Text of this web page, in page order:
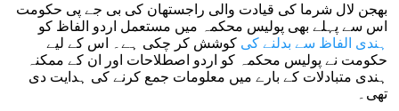
بھجن لال شرما کی قیادت والی راجستھان کی بی جے پی حکومت
اس سے پہلے بھی پولیس محکمہ میں مستعمل اردو الفاظ کو
ہندی الفاظ سے بدلنے کی کوشش کر چکی ہے۔ اس کے لیے
حکومت نے پولیس محکمہ کو اردو اصطلاحات اور ان کے ممکنہ
ہندی متبادلات کے بارے میں معلومات جمع کرنے کی ہدایت دی
تھی۔